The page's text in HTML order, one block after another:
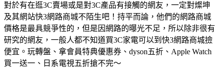
對於有在逛3C賣場或是對3C產品有接觸的網友，一定對燦坤
及其網站快3網路商城不陌生吧！持平而論，他們的網路商城
價格是最具競爭性的，但是因網路的曝光不足，所以除非很有
研究的網友，一般人都不知道買3C家電可以到快3網路商城撿
便宜。玩轉盤、拿會員特典優惠券、dyson五折、Apple Watch
買一送一、日系電視五折搶不完～